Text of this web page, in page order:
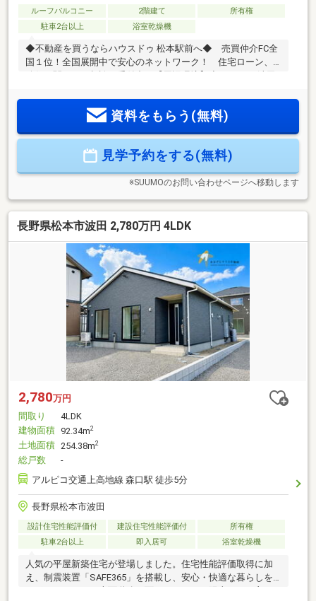
ルーフバルコニー 2階建て
所有権
駐車2台以上
浴室乾燥機
◆不動産を買うならハウスドゥ 松本駅前へ◆ 売買仲介FC全
国１位！全国展開中で安心のネットワーク！ 住宅ローン、
歩7分(約550m)◆松本市 波田支所まで徒歩7分(約560m)◆松本
市立病院まで徒歩9分(約700m)◆セブン-イレブン 信州波田町
前 【 TEL ： 0263-31-3517 】
資料をもらう(無料)
見学予約をする(無料)
※SUUMOのお問い合わせページへ移動します
長野県松本市波田 2,780万円 4LDK
2,780万円
間取り
4LDK
建物面積 92.34m2
土地面積 254.38m2
総戸数
-
アルピコ交通上高地線 森口駅 徒歩5分
長野県松本市波田
設計住宅性能評価付 建設住宅性能評価付
所有権
駐車2台以上
即入居可 浴室乾燥機
人気の平屋新築住宅が登場しました。住宅性能評価取得に加
え、制震装置「SAFE365」を搭載し、安心・快適な暮らしを
サポートします。南面道路に面しているため陽当たりが良